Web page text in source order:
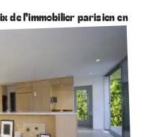
de l’immobilier parisien en